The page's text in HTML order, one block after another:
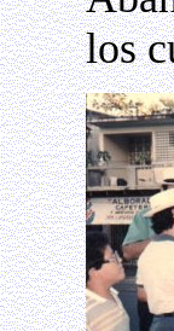
los